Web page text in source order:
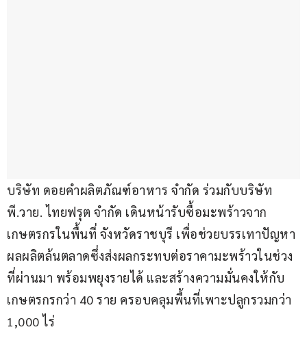
บริษัท ดอยคำผลิตภัณฑ์อาหาร จำกัด ร่วมกับบริษัท
พี.วาย. ไทยฟรุต จำกัด เดินหน้ารับซื้อมะพร้าวจาก
เกษตรกรในพื้นที่ จังหวัดราชบุรี เพื่อช่วยบรรเทาปัญหา
ผลผลิตล้นตลาดซึ่งส่งผลกระทบต่อราคามะพร้าวในช่วง
ที่ผ่านมา พร้อมพยุงรายได้ และสร้างความมั่นคงให้กับ
เกษตรกรกว่า 40 ราย ครอบคลุมพื้นที่เพาะปลูกรวมกว่า
1,000 ไร่